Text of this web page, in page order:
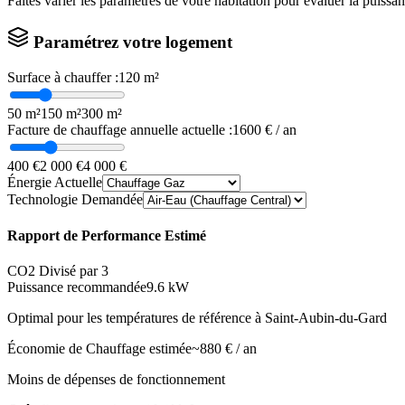
Paramétrez votre logement
Surface à chauffer :120 m²
50 m²150 m²300 m²
Facture de chauffage annuelle actuelle :1600 € / an
400 €2 000 €4 000 €
Énergie Actuelle
Technologie Demandée
Rapport de Performance Estimé
CO2 Divisé par 3
Puissance recommandée9.6 kW
Optimal pour les températures de référence à Saint-Aubin-du-Gard
Économie de Chauffage estimée~880 € / an
Moins de dépenses de fonctionnement